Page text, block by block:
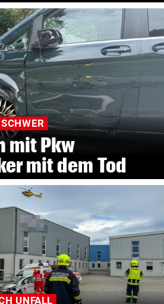
mit Pkw
mit dem Tod
UNFALL